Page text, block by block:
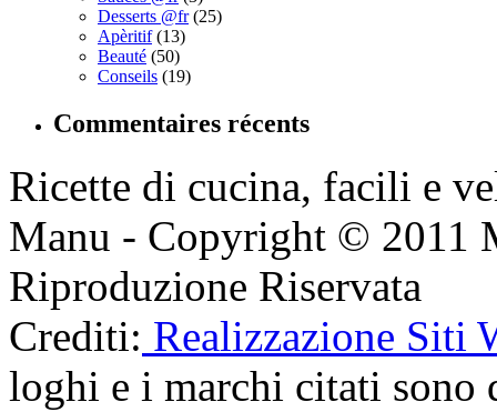
Desserts @fr(25)
Apèritif(13)
Beauté (50)
Conseils (19)
Commentaires récents
Ricette di cucina, facili e
Manu - Copyright © 2011
Riproduzione Riservata
Crediti: Realizzazione Siti
loghi e i marchi citati